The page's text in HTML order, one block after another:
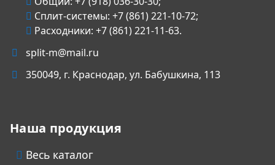
Сплит-системы: +7 (861) 221-10-72;
Расходники: +7 (861) 221-11-63.
split-m@mail.ru
350049, г. Краснодар, ул. Бабушкина, 113
Наша продукция
Весь каталог